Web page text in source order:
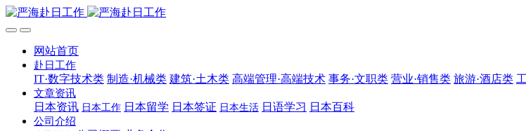
网站首页
赴日工作
IT·数字技术类 制造·机械类 建筑·土木类 高端管理·高端技术 事务·文职类 营业·销售类 旅游·酒店类
文章资讯
日本资讯 日本工作 日本留学 日本签证 日本生活 日语学习 日本百科
公司介绍